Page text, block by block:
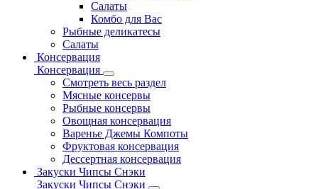
Салаты
Комбо для Вас
Рыбные деликатесы
Салаты
Консервация
Консервация
Смотреть весь раздел
Мясные консервы
Рыбные консервы
Овощная консервация
Варенье Джемы Компоты
Фруктовая консервация
Дессертная консервация
Закуски Чипсы Снэки
Закуски Чипсы Снэки